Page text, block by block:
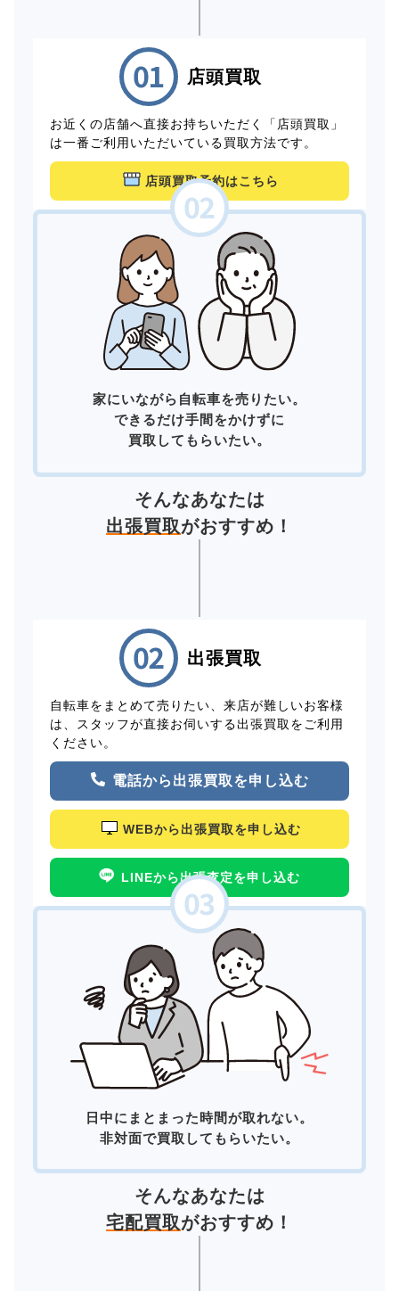
店頭買取
お近くの店舗へ直接お持ちいただく「店頭買取」
は一番ご利用いただいている買取方法です。
店頭買取予約はこちら
家にいながら自転車を売りたい。
できるだけ手間をかけずに
買取してもらいたい。
そんなあなたは
出張買取がおすすめ！
出張買取
自転車をまとめて売りたい、来店が難しいお客様
は、スタッフが直接お伺いする出張買取をご利用
ください。
電話から出張買取を申し込む
WEBから出張買取を申し込む
LINEから出張査定を申し込む
日中にまとまった時間が取れない。
非対面で買取してもらいたい。
そんなあなたは
宅配買取がおすすめ！